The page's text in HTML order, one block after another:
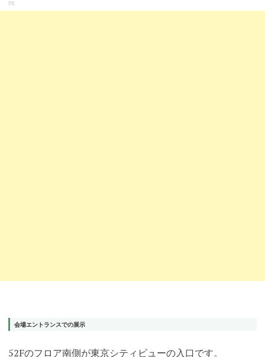
PR
会場エントランスでの展示
52Fのフロア南側が東京シティビューの入口です。